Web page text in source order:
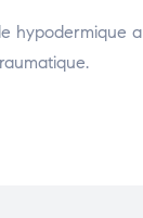
hypodermique